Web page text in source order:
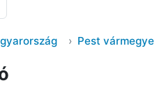
Pest vármegye